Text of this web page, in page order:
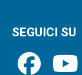
SEGUICI SU